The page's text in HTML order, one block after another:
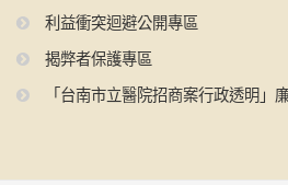
利益衝突迴避公開專區
揭弊者保護專區
「台南市立醫院招商案行政透明」